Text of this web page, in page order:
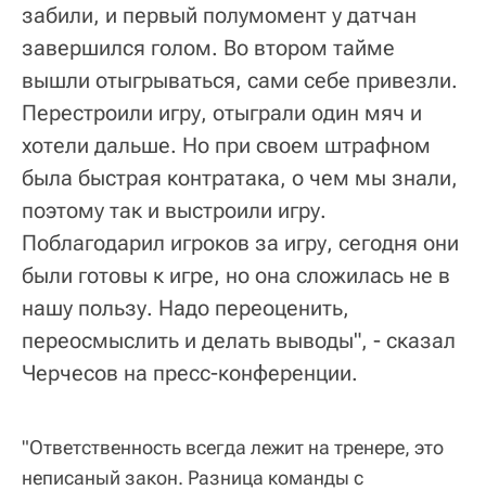
забили, и первый полумомент у датчан
завершился голом. Во втором тайме
вышли отыгрываться, сами себе привезли.
Перестроили игру, отыграли один мяч и
хотели дальше. Но при своем штрафном
была быстрая контратака, о чем мы знали,
поэтому так и выстроили игру.
Поблагодарил игроков за игру, сегодня они
были готовы к игре, но она сложилась не в
нашу пользу. Надо переоценить,
переосмыслить и делать выводы", - сказал
Черчесов на пресс-конференции.
"Ответственность всегда лежит на тренере, это
неписаный закон. Разница команды с